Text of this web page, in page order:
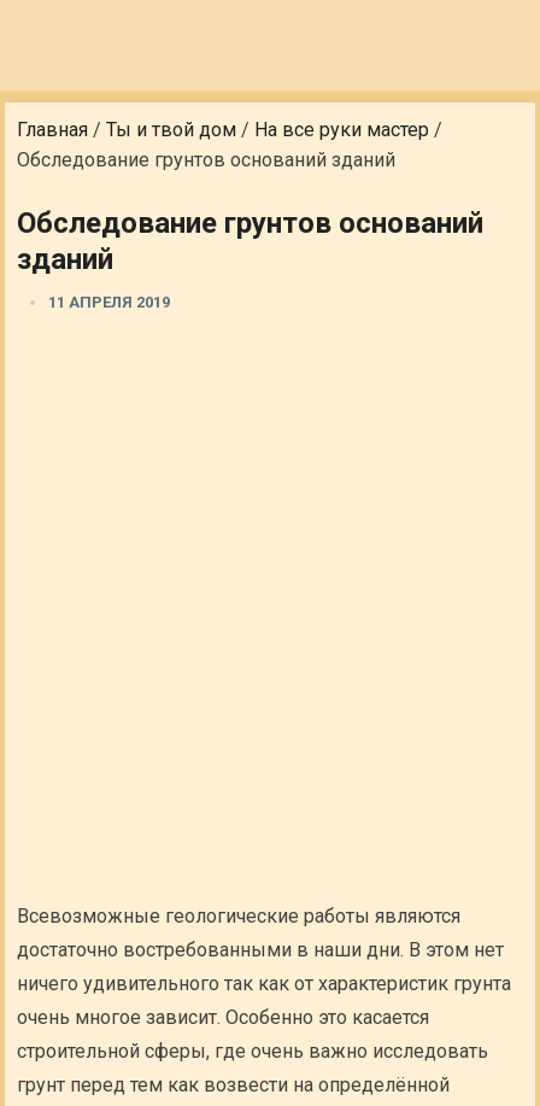
Главная /Ты и твой дом / На все руки мастер /
Обследование грунтов оснований зданий
Обследование грунтов оснований
зданий
11 АПРЕЛЯ 2019
Всевозможные геологические работы являются
достаточно востребованными в наши дни. В этом нет
ничего удивительного так как от характеристик грунта
очень многое зависит. Особенно это касается
строительной сферы, где очень важно исследовать
грунт перед тем как возвести на определённой